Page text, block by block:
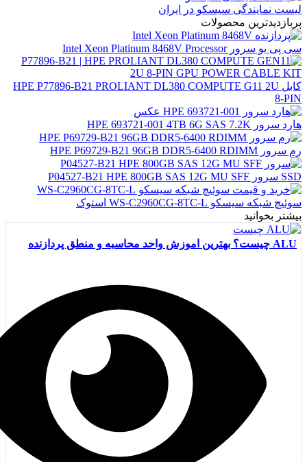
لیست نمایندگی سیسکو در ایران
پربازدیدترین محصولات
سی پی یو سرور Intel Xeon Platinum 8468V Processor
کابل HPE P77896-B21 PROLIANT DL380 COMPUTE G11 2U
8-PIN
هارد سرور HPE 693721-001 4TB 6G SAS 7.2K
رم سرور HPE P69729-B21 96GB DDR5-6400 RDIMM
SSD سرور P04527-B21 HPE 800GB SAS 12G MU SFF
سوئیچ شبکه سیسکو WS-C2960CG-8TC-L استوک
بیشتر بخوانید
ALU چیست؟ بهترین اموزش واحد محاسبه و منطق پردازنده